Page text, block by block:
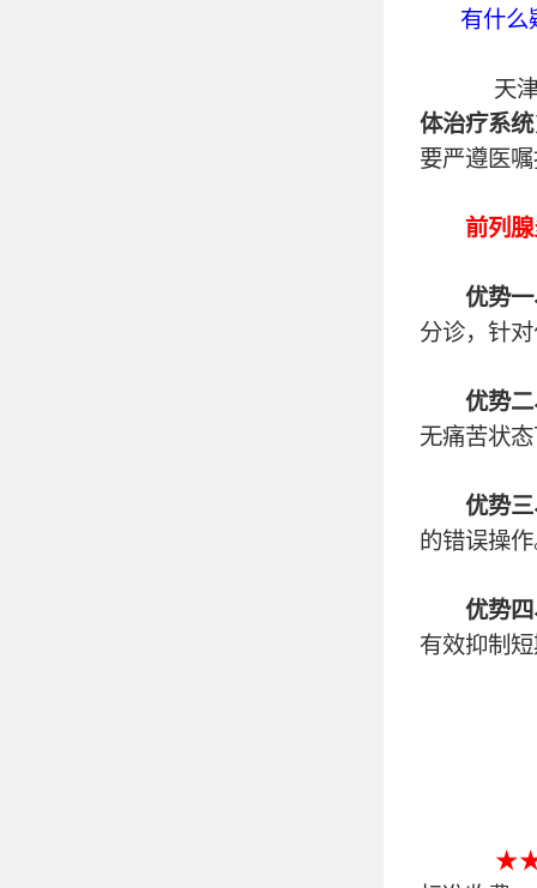
有什么
天津
体治疗系统
要严遵医
前列腺
优势
分诊，针
优势
无痛苦状
优势
的错误操
优势
有效抑制
★